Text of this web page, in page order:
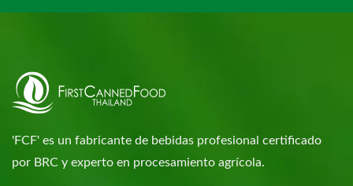
'FCF' es un fabricante de bebidas profesional certificado
por BRC y experto en procesamiento agrícola.